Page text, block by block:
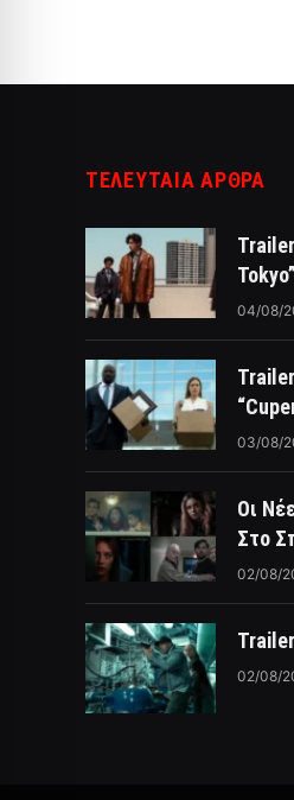
ΤΕΛΕΥΤΑΙΑ ΑΡΘΡΑ
Tokyo”
04/08/
03/08/
Οι
Στο
02/08/
02/08/